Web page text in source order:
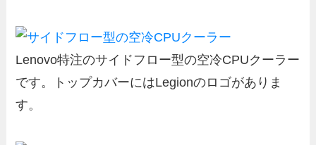
Lenovo特注のサイドフロー型の空冷CPUクーラー
です。トップカバーにはLegionのロゴがありま
す。